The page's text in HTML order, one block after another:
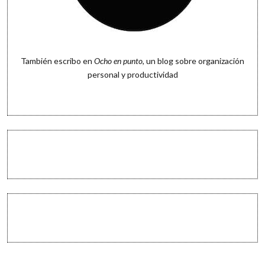
También escribo en Ocho en punto, un blog sobre organización
personal y productividad